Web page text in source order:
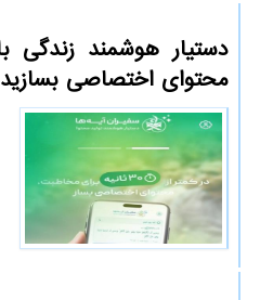
محتوای اختصاصی بسازید